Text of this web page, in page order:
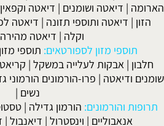
הארומה | דיאטה ושומנים | דיאטה וקפאין
הזון | דיאטה ותוספי תזונה | דיאטה
וקלה | דיאטה
תוספי מזון לספורטאים: תוספי
חלבון |אבקות לעלייה במשקל |
שומנים ודיאטה | פרו-הורמונים הורמוני
נשים |
תרופות והורמונים: הורמון גדילה |
אנאבוליים | וינסטרול | דיאנבול |